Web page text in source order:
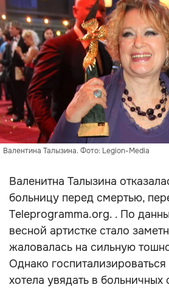
Валентина Талызина. Фото: Legion-Media
Валенитна Талызина
больницу перед смертью,
Teleprogramma.org. . По
весной артистке стало
жаловалась на сильную
Однако
хотела увядать в больничных